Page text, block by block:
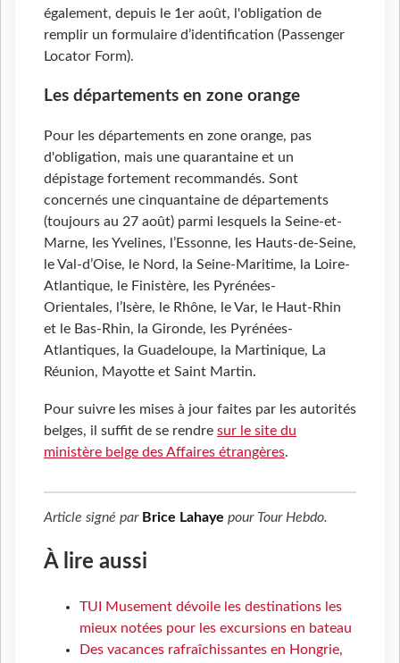
également, depuis le 1er août, l'obligation de
remplir un formulaire d’identification (Passenger
Locator Form).
Les départements en zone orange
Pour les départements en zone orange, pas
d'obligation, mais une quarantaine et un
dépistage fortement recommandés. Sont
concernés une cinquantaine de départements
(toujours au 27 août) parmi lesquels la Seine-et-
Marne, les Yvelines, l’Essonne, les Hauts-de-Seine,
le Val-d’Oise, le Nord, la Seine-Maritime, la Loire-
Atlantique, le Finistère, les Pyrénées-
Orientales, l’Isère, le Rhône, le Var, le Haut-Rhin
et le Bas-Rhin, la Gironde, les Pyrénées-
Atlantiques, la Guadeloupe, la Martinique, La
Réunion, Mayotte et Saint Martin.
Pour suivre les mises à jour faites par les autorités
belges, il suffit de se rendre sur le site du
ministère belge des Affaires étrangères.
Article signé par Brice Lahaye pour Tour Hebdo.
À lire aussi
TUI Musement dévoile les destinations les
mieux notées pour les excursions en bateau
Des vacances rafraîchissantes en Hongrie,